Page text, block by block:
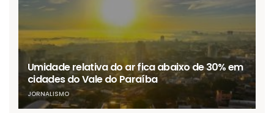
Umidade relativa do ar fica abaixo de 30% em
cidades do Vale do Paraíba
JORNALISMO